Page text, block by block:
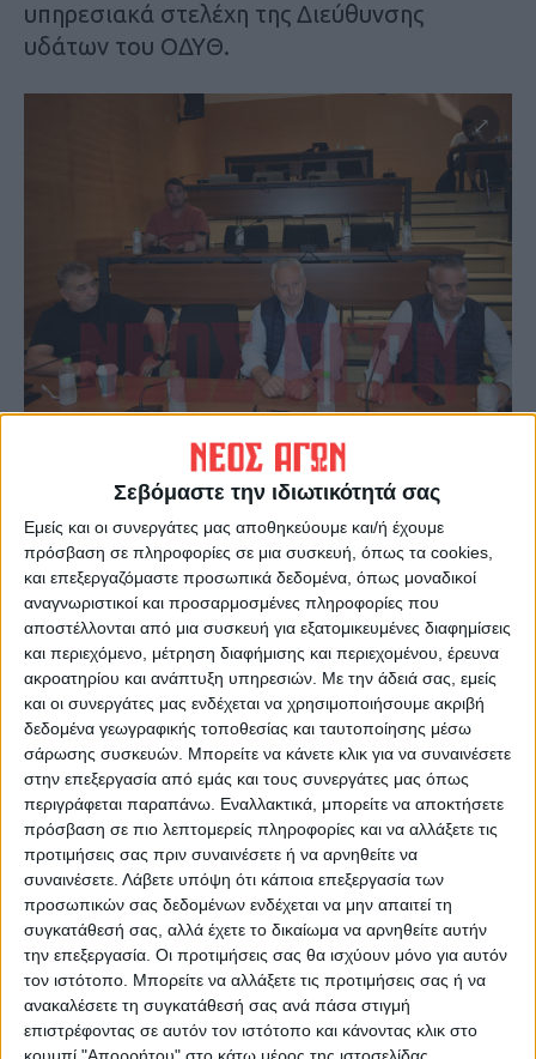
Σεβόμαστε την ιδιωτικότητά σας
Εμείς και οι συνεργάτες μας αποθηκεύουμε και/ή έχουμε
πρόσβαση σε πληροφορίες σε μια συσκευή, όπως τα cookies,
και επεξεργαζόμαστε προσωπικά δεδομένα, όπως μοναδικοί
αναγνωριστικοί και προσαρμοσμένες πληροφορίες που
αποστέλλονται από μια συσκευή για εξατομικευμένες διαφημίσεις
και περιεχόμενο, μέτρηση διαφήμισης και περιεχομένου, έρευνα
ακροατηρίου και ανάπτυξη υπηρεσιών. Με την άδειά σας, εμείς
και οι συνεργάτες μας ενδέχεται να χρησιμοποιήσουμε ακριβή
δεδομένα γεωγραφικής τοποθεσίας και ταυτοποίησης μέσω
σάρωσης συσκευών. Μπορείτε να κάνετε κλικ για να συναινέσετε
στην επεξεργασία από εμάς και τους συνεργάτες μας όπως
περιγράφεται παραπάνω. Εναλλακτικά, μπορείτε να αποκτήσετε
πρόσβαση σε πιο λεπτομερείς πληροφορίες και να αλλάξετε τις
προτιμήσεις σας πριν συναινέσετε ή να αρνηθείτε να
συναινέσετε. Λάβετε υπόψη ότι κάποια επεξεργασία των
προσωπικών σας δεδομένων ενδέχεται να μην απαιτεί τη
συγκατάθεσή σας, αλλά έχετε το δικαίωμα να αρνηθείτε αυτήν
την επεξεργασία. Οι προτιμήσεις σας θα ισχύουν μόνο για αυτόν
τον ιστότοπο. Μπορείτε να αλλάξετε τις προτιμήσεις σας ή να
ανακαλέσετε τη συγκατάθεσή σας ανά πάσα στιγμή
επιστρέφοντας σε αυτόν τον ιστότοπο και κάνοντας κλικ στο
υπηρεσιακά στελέχη της Διεύθυνσης
υδάτων του ΟΔΥΘ.
Όπως τονίστηκε στη σύσκεψη που έγινε
υβριδικά, με βάση την περυσινή
επιτυχημένη διαχείριση της πιο δύσκολης
αρδευτικής περιόδου των τελευταίων ετών,
κεντρικός στόχος φέτος είναι να
αξιοποιηθούν ορθά τα φετινά αποθέματα
και να διατηρηθεί ένα ικανοποιητικό
απόθεμα ασφαλείας. Η στρατηγική αυτή